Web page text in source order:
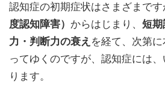
認知症の初期症状はさまざまです
度認知障害） からはじまり、 短期
力・判断力の衰え を経て、次第
ってゆくのですが、認知症には
ります。